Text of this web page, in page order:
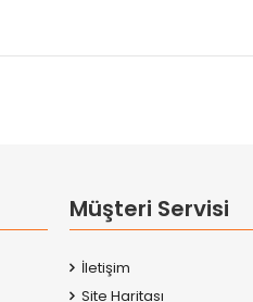
Müşteri Servisi
İletişim
Site Haritası